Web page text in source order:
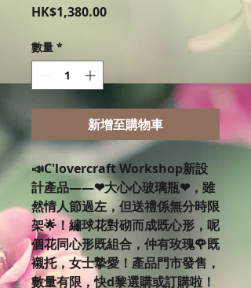
HK$1,380.00價
數量 *
新增至購物車
📣C'lovercraft Workshop新設
計產品——❤大心心玻璃瓶❤，雖
然情人節過左，但送禮係無分時限
架🌟！繡球花對砌而成既心形，呢
個花同心形既組合，仲有玫瑰🌹既
襯托，女士摯愛！產品門市發售，
數量有限，快d黎選購或訂購啦！